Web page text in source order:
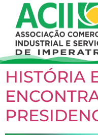
HISTÓRIA